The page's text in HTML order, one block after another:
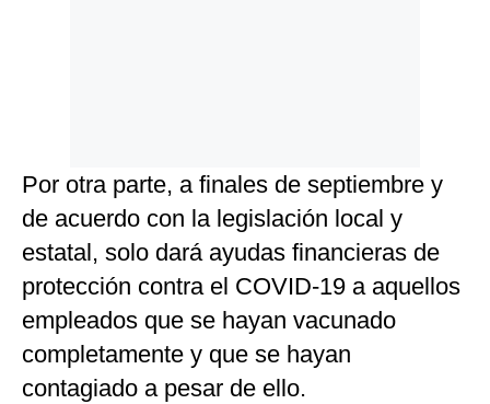
Por otra parte, a finales de septiembre y
de acuerdo con la legislación local y
estatal, solo dará ayudas financieras de
protección contra el COVID-19 a aquellos
empleados que se hayan vacunado
completamente y que se hayan
contagiado a pesar de ello.